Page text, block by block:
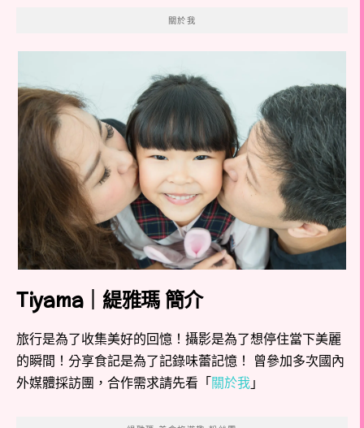
關於我
Tiyama｜緹雅瑪 簡介
旅行是為了收集美好的回憶！攝影是為了想停住當下美麗
的瞬間！分享食記是為了記錄味蕾記憶！ 曾參加多次國內
外媒體採訪團，合作需求請先看「關於我」